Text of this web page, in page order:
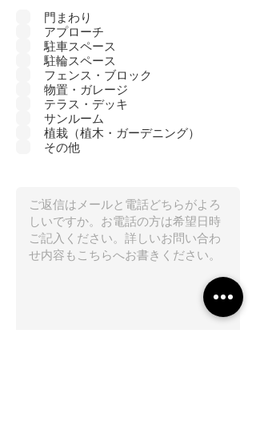
門まわり
アプローチ
駐車スペース
駐輪スペース
フェンス・ブロック
物置・ガレージ
テラス・デッキ
サンルーム
植栽（植木・ガーデニング）
その他